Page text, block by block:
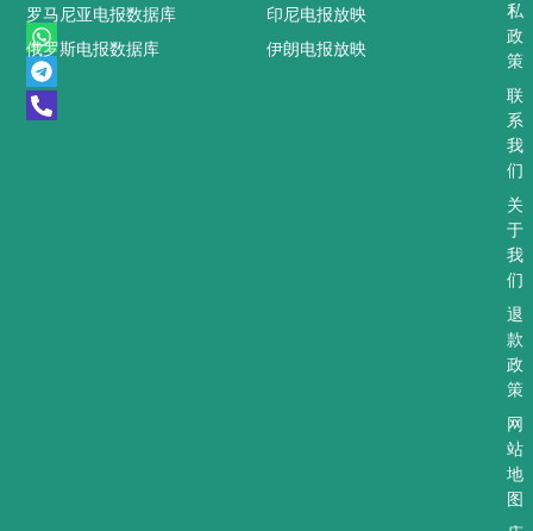
W
h
a
t
s
T
e
l
e
g
P
h
o
n
e
印尼电报放映
伊朗电报放映
罗马尼亚电报数据库
俄罗斯电报数据库
私
政
策
联
系
我
们
关
于
我
们
退
款
政
策
网
站
地
图